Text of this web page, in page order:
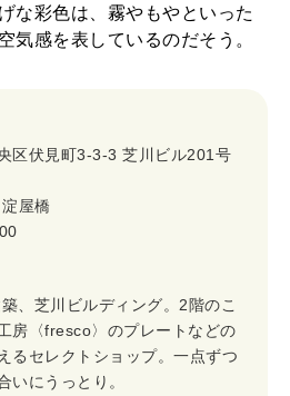
な彩色は、霧やもやといった
気感を表しているのだそう。
区伏見町3-3-3 芝川ビル201号
屋橋
、芝川ビルディング。2階のこ
房〈fresco〉のプレートなどの
るセレクトショップ。一点ずつ
いにうっとり。